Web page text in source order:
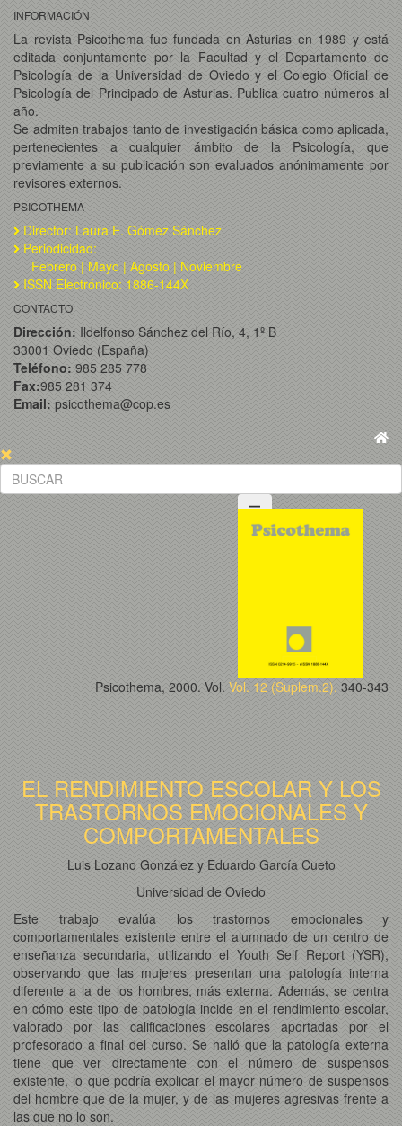
INFORMACIÓN
La revista Psicothema fue fundada en Asturias en 1989 y está
editada conjuntamente por la Facultad y el Departamento de
Psicología de la Universidad de Oviedo y el Colegio Oficial de
Psicología del Principado de Asturias. Publica cuatro números al
año.
Se admiten trabajos tanto de investigación básica como aplicada,
pertenecientes a cualquier ámbito de la Psicología, que
previamente a su publicación son evaluados anónimamente por
revisores externos.
PSICOTHEMA
Director: Laura E. Gómez Sánchez
Periodicidad:
Febrero | Mayo | Agosto | Noviembre
ISSN Electrónico: 1886-144X
CONTACTO
Dirección: Ildelfonso Sánchez del Río, 4, 1º B
33001 Oviedo (España)
Teléfono: 985 285 778
Fax:985 281 374
Email: psicothema@cop.es
Psicothema, 2000. Vol. Vol. 12 (Suplem.2). 340-343
EL RENDIMIENTO ESCOLAR Y LOS
TRASTORNOS EMOCIONALES Y
COMPORTAMENTALES
Luis Lozano González y Eduardo García Cueto
Universidad de Oviedo
Este trabajo evalúa los trastornos emocionales y
comportamentales existente entre el alumnado de un centro de
enseñanza secundaria, utilizando el Youth Self Report (YSR),
observando que las mujeres presentan una patología interna
diferente a la de los hombres, más externa. Además, se centra
en cómo este tipo de patología incide en el rendimiento escolar,
valorado por las calificaciones escolares aportadas por el
profesorado a final del curso. Se halló que la patología externa
tiene que ver directamente con el número de suspensos
existente, lo que podría explicar el mayor número de suspensos
del hombre que de la mujer, y de las mujeres agresivas frente a
las que no lo son.